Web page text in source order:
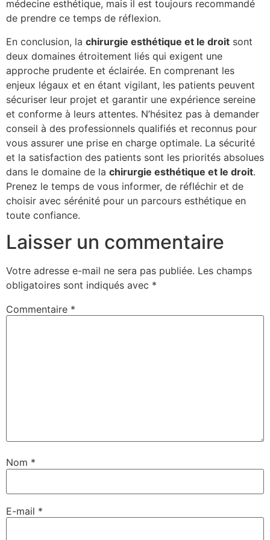
médecine esthétique, mais il est toujours recommandé
de prendre ce temps de réflexion.
En conclusion, la chirurgie esthétique et le droit sont
deux domaines étroitement liés qui exigent une
approche prudente et éclairée. En comprenant les
enjeux légaux et en étant vigilant, les patients peuvent
sécuriser leur projet et garantir une expérience sereine
et conforme à leurs attentes. N’hésitez pas à demander
conseil à des professionnels qualifiés et reconnus pour
vous assurer une prise en charge optimale. La sécurité
et la satisfaction des patients sont les priorités absolues
dans le domaine de la chirurgie esthétique et le droit.
Prenez le temps de vous informer, de réfléchir et de
choisir avec sérénité pour un parcours esthétique en
toute confiance.
Laisser un commentaire
Votre adresse e-mail ne sera pas publiée. Les champs
obligatoires sont indiqués avec *
Commentaire *
Nom *
E-mail *